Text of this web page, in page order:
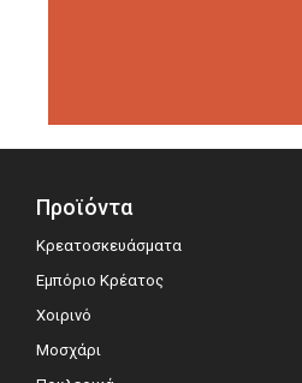
Προϊόντα
Κρεατοσκευάσματα
Εμπόριο Κρέατος
Χοιρινό
Μοσχάρι